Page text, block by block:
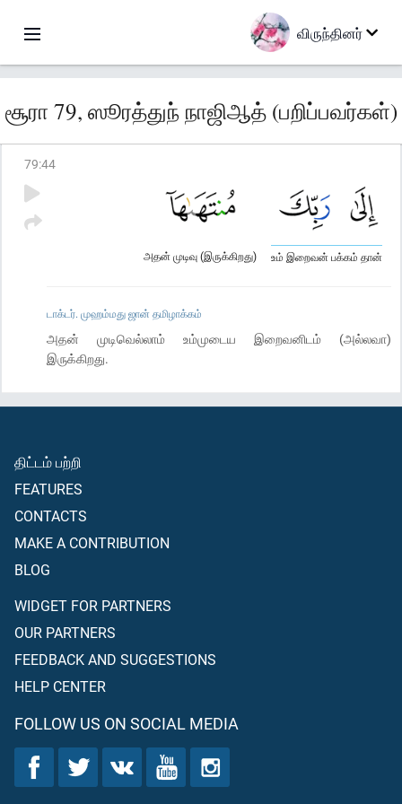
விருந்தினர்
சூரா 79, ஸூரத்துந் நாஜிஆத் (பறிப்பவர்கள்)
79:44
உம் இறைவன் பக்கம் தான்
அதன் முடிவு (இருக்கிறது)
டாக்டர். முஹம்மது ஜான் தமிழாக்கம்
அதன் முடிவெல்லாம் உம்முடைய இறைவனிடம் (அல்லவா)
இருக்கிறது.
திட்டம் பற்றி
FEATURES
CONTACTS
MAKE A CONTRIBUTION
BLOG
WIDGET FOR PARTNERS
OUR PARTNERS
FEEDBACK AND SUGGESTIONS
HELP CENTER
FOLLOW US ON SOCIAL MEDIA